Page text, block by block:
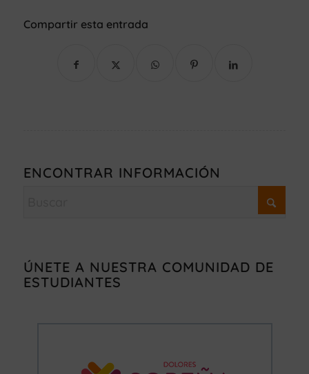
Compartir esta entrada
ENCONTRAR INFORMACIÓN
ÚNETE A NUESTRA COMUNIDAD DE
ESTUDIANTES